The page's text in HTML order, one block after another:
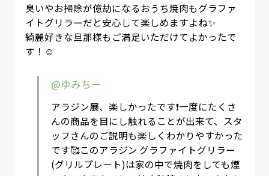
臭いやお掃除が億劫になるおうち焼肉もグラファ
イトグリラーだと安心して楽しめますよね✨
綺麗好きな旦那様もご満足いただけてよかったで
す！☺
@ゆみちー
アラジン展、楽しかったです❗️一度にたくさ
んの商品を目にし触れることが出来て、スタ
ッフさんのご説明も楽しくわかりやすかった
です🥰このアラジン グラファイトグリラー
(グリルプレート)は家の中で焼肉をしても煙